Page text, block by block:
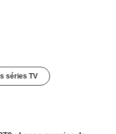
séries TV